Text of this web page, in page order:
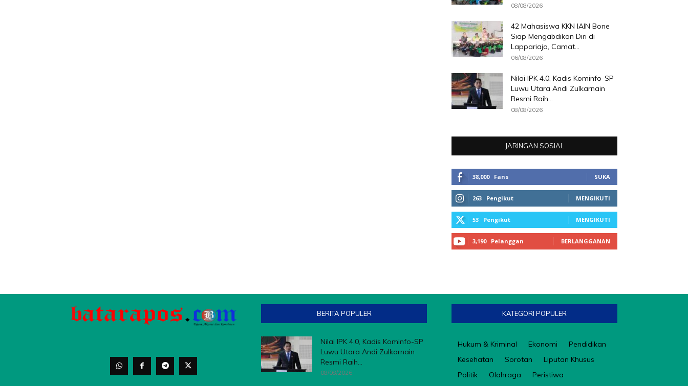
08/08/2026
42 Mahasiswa KKN IAIN Bone
Siap Mengabdikan Diri di
Lappariaja, Camat...
06/08/2026
Nilai IPK 4.0, Kadis Kominfo-SP
Luwu Utara Andi Zulkarnain
Resmi Raih...
08/08/2026
JARINGAN SOSIAL
38,000 Fans SUKA
263 Pengikut MENGIKUTI
53 Pengikut MENGIKUTI
3,190 Pelanggan BERLANGGANAN
BERITA POPULER
Nilai IPK 4.0, Kadis Kominfo-SP
Luwu Utara Andi Zulkarnain
Resmi Raih...
08/08/2026
KATEGORI POPULER
Hukum & Kriminal Ekonomi
Pendidikan
Kesehatan
Sorotan
Liputan Khusus
Politik
Olahraga Peristiwa